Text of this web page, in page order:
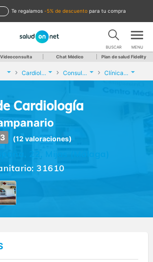
te regalamos -5% de descuento para tu compra
BUSCAR MENU
Videoconsulta Chat Médico Plan de salud Fidelity
Cardiología Consulta de Cardiología Clínica El Campanario
Cardiología
(12 valoraciones)
31610